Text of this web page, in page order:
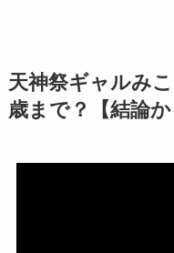
天神祭ギャルみ
歳まで？【結論か